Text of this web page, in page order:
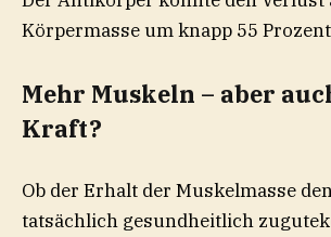
Körpermasse um knapp 55
Mehr Muskeln – aber
Kraft?
Ob der Erhalt der Muskelmasse
tatsächlich gesundheitlich